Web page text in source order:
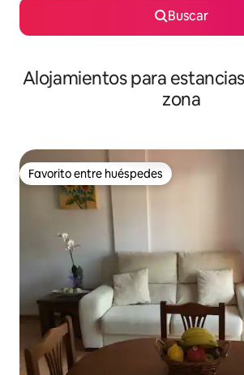
Buscar
Alojamientos para
zona
Favorito entre huéspedes
Favorito entre huéspedes